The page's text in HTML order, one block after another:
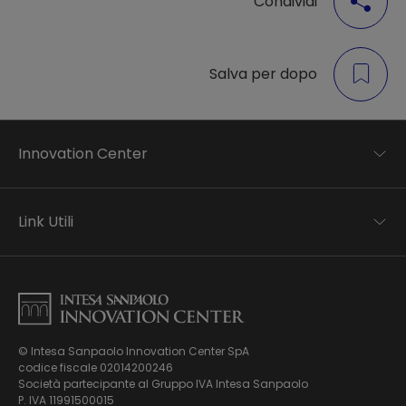
Salva per dopo
© Intesa Sanpaolo Innovation Center SpA
codice fiscale 02014200246
Società partecipante al Gruppo IVA Intesa Sanpaolo
P. IVA 11991500015
Innovation Center
Applied research
Business transformation
Chi siamo
News ed Eventi
Podcast
Link Utili
Informativa Privacy
Informativa Privacy Careers
Privacy e Cookie Policy
Mappa del sito
Whistleblowing
Modello di gestione, organizzazione e controllo ex Dlgs.